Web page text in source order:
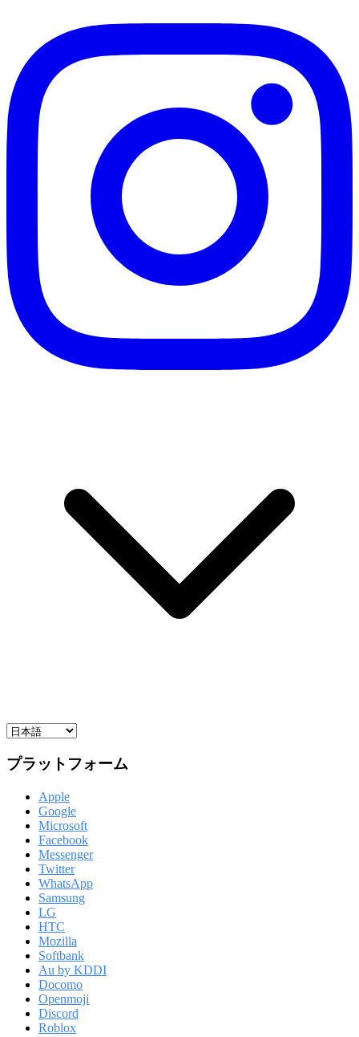
プラットフォーム
Apple
Google
Microsoft
Facebook
Messenger
Twitter
WhatsApp
Samsung
LG
HTC
Mozilla
Softbank
Au by KDDI
Docomo
Openmoji
Discord
Roblox